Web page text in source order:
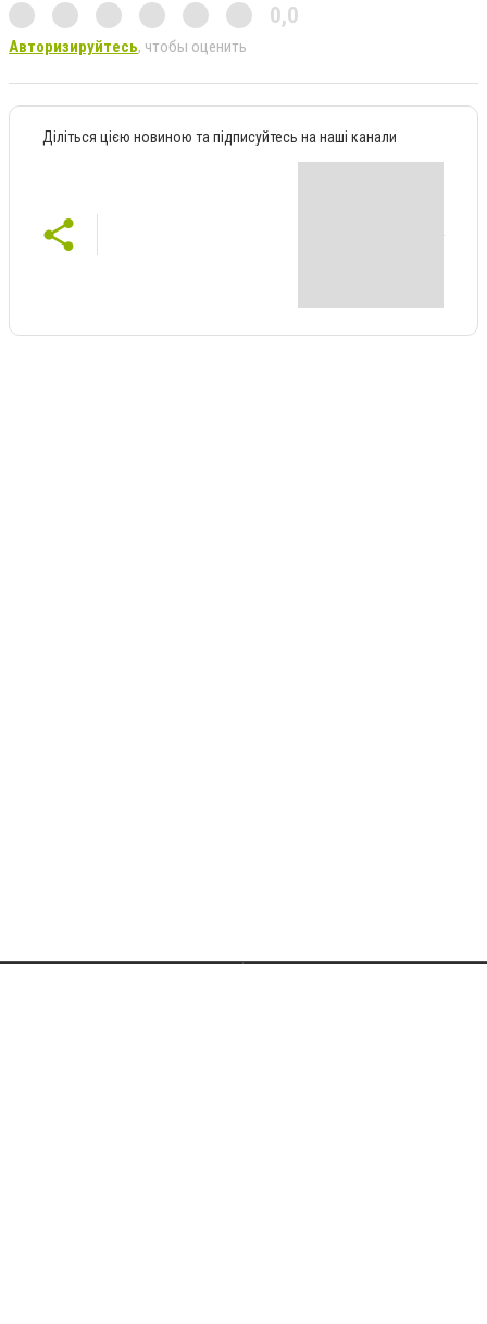
0,0
Авторизируйтесь, чтобы оценить
Діліться цією новиною та підписуйтесь на наші канали